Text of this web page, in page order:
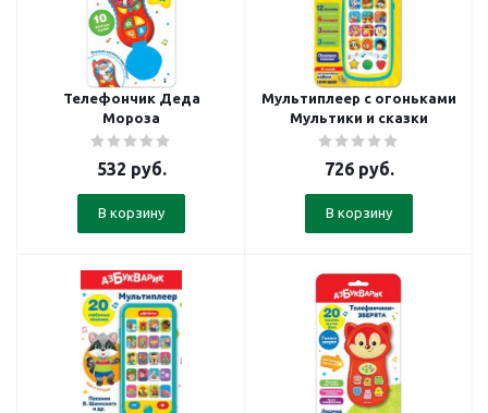
Телефончик Деда
Мороза
532 руб.
В корзину
Мультиплеер с огоньками
Мультики и сказки
726руб.
В корзину